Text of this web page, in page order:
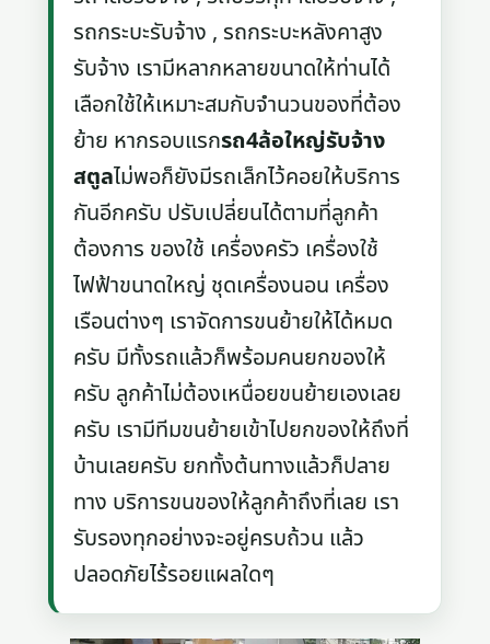
รถกระบะรับจ้าง , รถกระบะหลังคาสูง
รับจ้าง เรามีหลากหลายขนาดให้ท่านได้
เลือกใช้ให้เหมาะสมกับจำนวนของที่ต้อง
ย้าย หากรอบแรกรถ4ล้อใหญ่รับจ้าง
สตูลไม่พอก็ยังมีรถเล็กไว้คอยให้บริการ
กันอีกครับ ปรับเปลี่ยนได้ตามที่ลูกค้า
ต้องการ ของใช้ เครื่องครัว เครื่องใช้
ไฟฟ้าขนาดใหญ่ ชุดเครื่องนอน เครื่อง
เรือนต่างๆ เราจัดการขนย้ายให้ได้หมด
ครับ มีทั้งรถแล้วก็พร้อมคนยกของให้
ครับ ลูกค้าไม่ต้องเหนื่อยขนย้ายเองเลย
ครับ เรามีทีมขนย้ายเข้าไปยกของให้ถึงที่
บ้านเลยครับ ยกทั้งต้นทางแล้วก็ปลาย
ทาง บริการขนของให้ลูกค้าถึงที่เลย เรา
รับรองทุกอย่างจะอยู่ครบถ้วน แล้ว
ปลอดภัยไร้รอยแผลใดๆ